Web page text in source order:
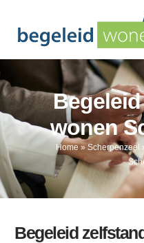
wonen
Home» Scherpenzeel
Begeleid